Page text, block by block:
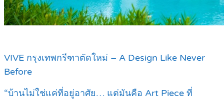
VIVE กรุงเทพกรีฑาตัดใหม่ – A Design Like Never
Before
“บ้านไม่ใช่แค่ที่อยู่อาศัย… แต่มันคือ Art Piece ที่